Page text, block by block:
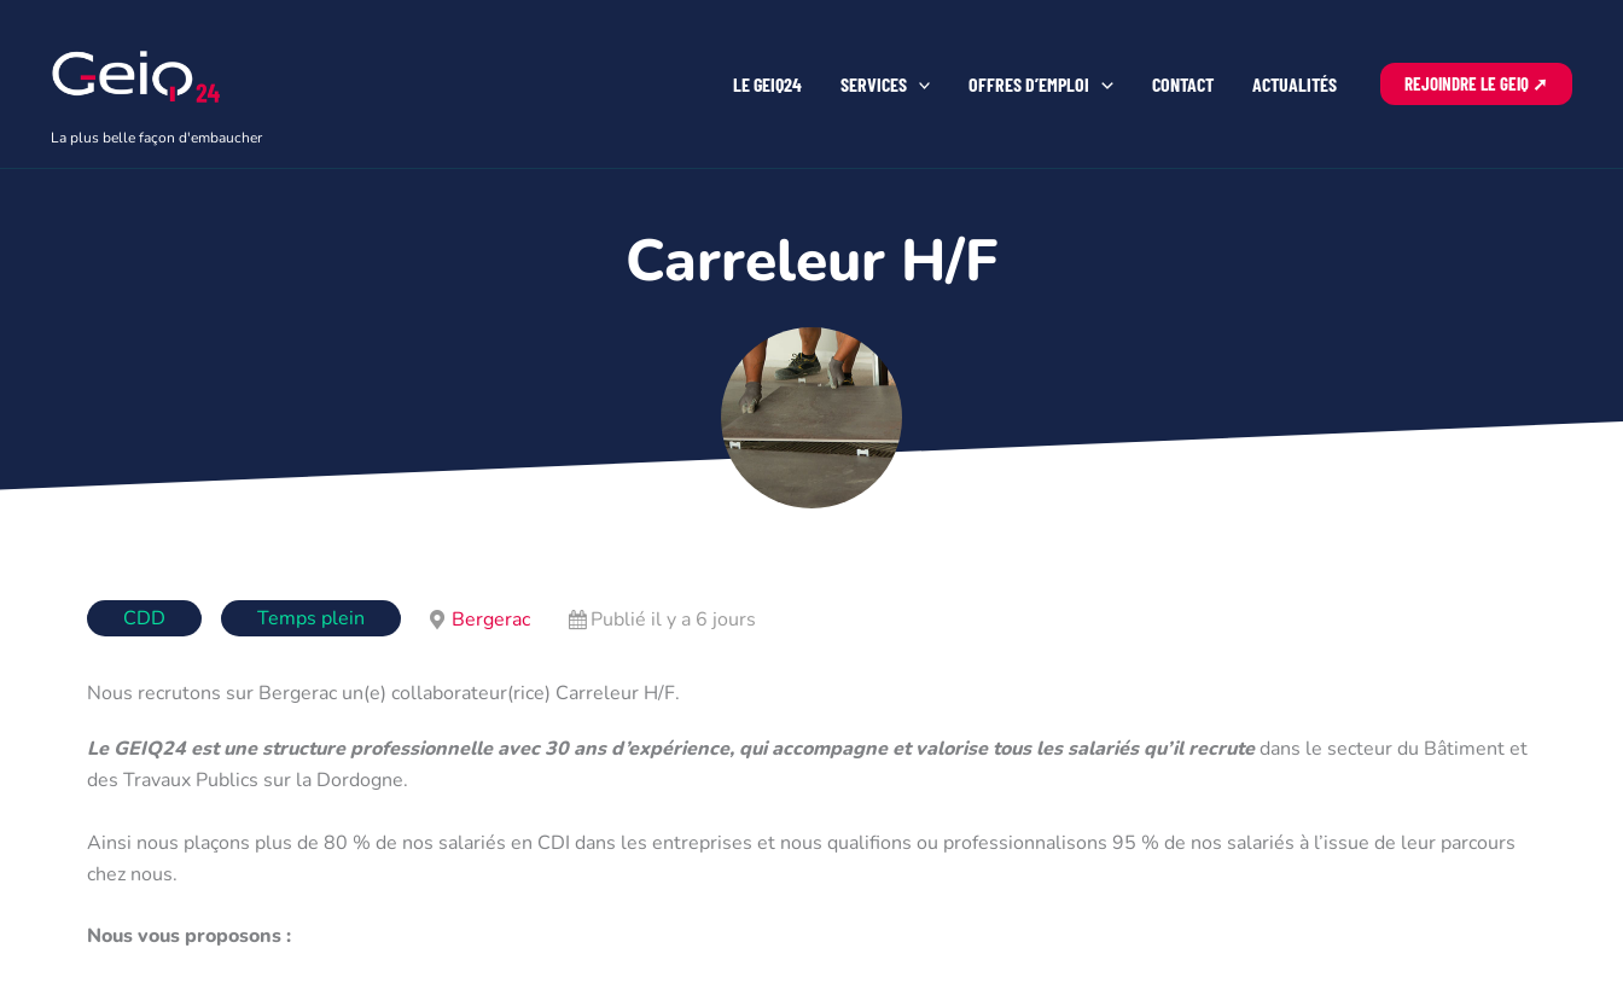
contenu
La plus belle façon d'embaucher
LE GEIQ24 SERVICES OFFRES D’EMPLOI CONTACT ACTUALITÉS REJOINDRE LE GEIQ ➚
Carreleur H/F
CDD Temps plein Bergerac Publié il y a 6 jours
Nous recrutons sur Bergerac un(e) collaborateur(rice) Carreleur H/F.
Le GEIQ24 est une structure professionnelle avec 30 ans d’expérience, qui accompagne et valorise tous les salariés qu’il recrutedans le secteur du Bâtiment et
des Travaux Publics sur la Dordogne.
Ainsi nous plaçons plus de 80 % de nos salariés en CDI dans les entreprises et nous qualifions ou professionnalisons 95 % de nos salariés à l’issue de leur parcours
chez nous.
Nous vous proposons :